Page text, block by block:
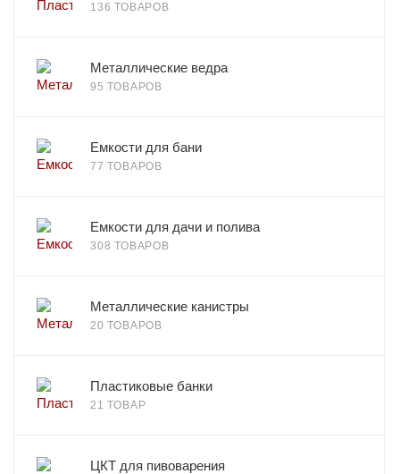
136 ТОВАРОВ
Металлические ведра
95 ТОВАРОВ
Емкости для бани
77 ТОВАРОВ
Емкости для дачи и полива
308 ТОВАРОВ
Металлические канистры
20 ТОВАРОВ
Пластиковые банки
21 ТОВАР
ЦКТ для пивоварения